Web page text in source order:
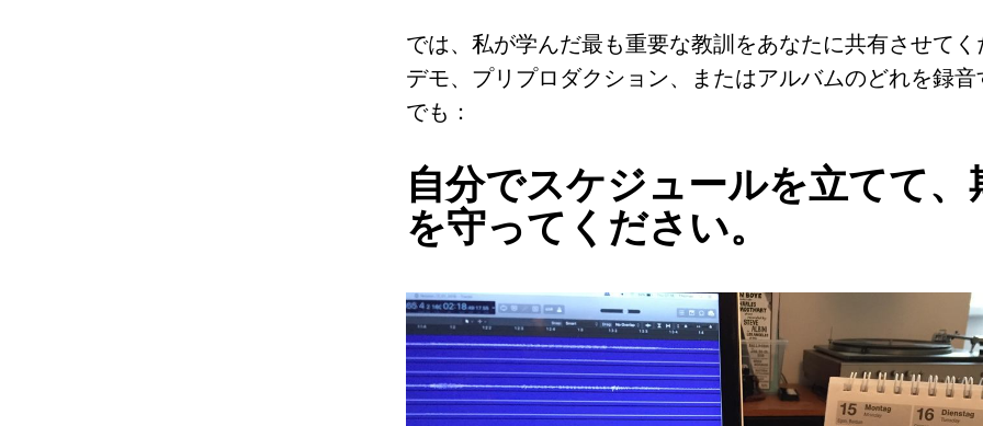
では、私が学んだ最も重要な教訓をあなたに共有させて
デモ、プリプロダクション、またはアルバムのどれを録
でも：
自分でスケジュールを立てて、
を守ってください。